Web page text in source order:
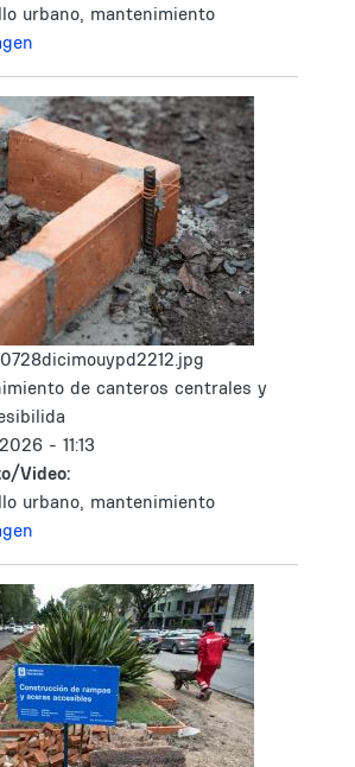
urbano, mantenimiento
de canteros centrales y
- 11:13
Video:
urbano, mantenimiento